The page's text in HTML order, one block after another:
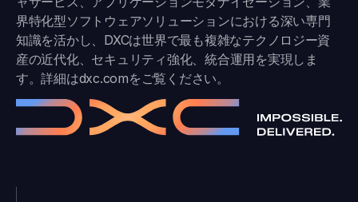
界特化型ソフトウェアソリューションにおける深い専門
知識を活かし、DXCは世界で最も複雑なテクノロジー資
産の近代化、セキュリティ強化、統合運用を実現しま
す。詳細はdxc.comをご覧ください。